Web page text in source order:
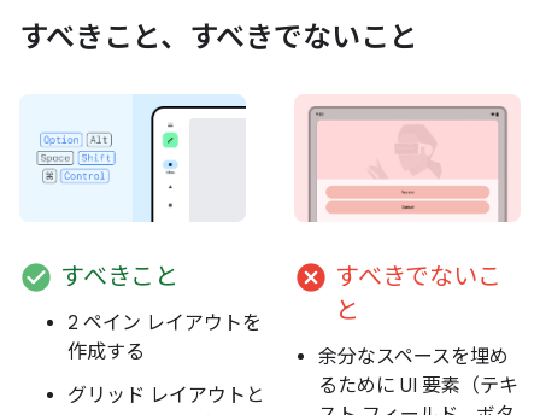
すべきこと、すべきでないこと
check_circle すべきこと
2 ペイン レイアウトを
作成する
グリッド レイアウトと
cancel すべきでないこ
と
余分なスペースを埋め
るために UI 要素（テキ